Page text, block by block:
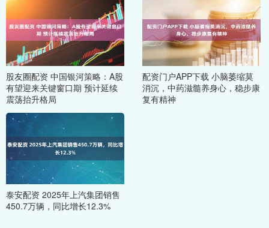
股友圈配资 中国银河策略：A股
有望迎来关键窗口期 预计延续
震荡抬升格局
配资门户APP下载 小脑萎缩莫
消沉，中药滋髓养身心，稳步康
复有精神
泰安配资 2025年上汽集团销售
450.7万辆，同比增长12.3%